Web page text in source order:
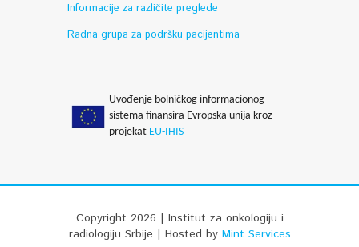
Informacije za različite preglede
Radna grupa za podršku pacijentima
Uvođenje bolničkog informacionog
sistema finansira Evropska unija kroz
projekat EU-IHIS
Copyright 2026 | Institut za onkologiju i
radiologiju Srbije | Hosted by Mint Services